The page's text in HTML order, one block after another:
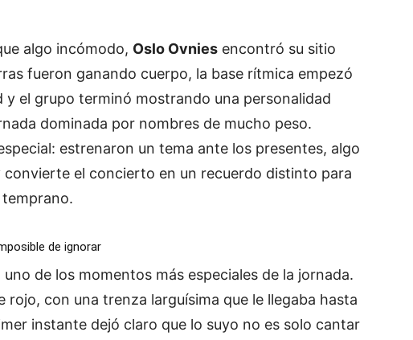
algo incómodo, Oslo Ovnies encontró su sitio
fueron ganando cuerpo, la base rítmica empezó
y el grupo terminó mostrando una personalidad
dominada por nombres de mucho peso.
estrenaron un tema ante los presentes, algo
convierte el concierto en un recuerdo distinto para
de ignorar
de los momentos más especiales de la jornada.
rojo, con una trenza larguísima que le llegaba hasta
instante dejó claro que lo suyo no es solo cantar